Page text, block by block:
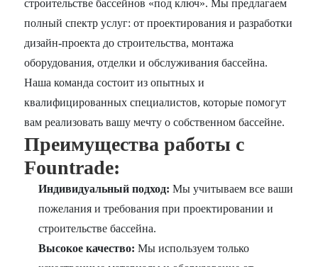
строительстве бассейнов «под ключ». Мы предлагаем
полный спектр услуг: от проектирования и разработки
дизайн-проекта до строительства, монтажа
оборудования, отделки и обслуживания бассейна.
Наша команда состоит из опытных и
квалифицированных специалистов, которые помогут
вам реализовать вашу мечту о собственном бассейне.
Преимущества работы с
Fountrade:
Индивидуальный подход: Мы учитываем все ваши
пожелания и требования при проектировании и
строительстве бассейна.
Высокое качество: Мы используем только